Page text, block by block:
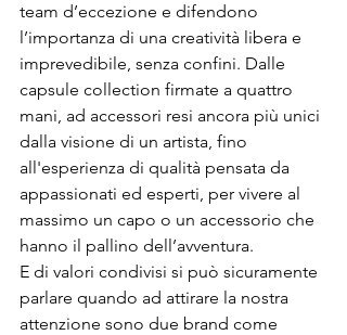
team d’eccezione e difendono
l’importanza di una creatività libera e
imprevedibile, senza confini. Dalle
capsule collection firmate a quattro
mani, ad accessori resi ancora più unici
dalla visione di un artista, fino
all'esperienza di qualità pensata da
appassionati ed esperti, per vivere al
massimo un capo o un accessorio che
hanno il pallino dell’avventura.
E di valori condivisi si può sicuramente
parlare quando ad attirare la nostra
attenzione sono due brand come